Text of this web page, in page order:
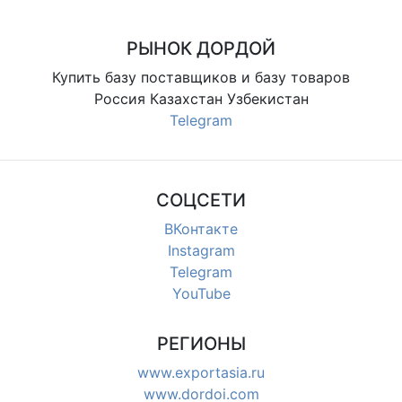
Мурас-Спорт
12 проход
12 проход
ЛЭП (кишка малая)
РЫНОК ДОРДОЙ
Купить базу поставщиков и базу товаров
Россия Казахстан Узбекистан
Telegram
СОЦСЕТИ
ВКонтакте
Instagram
Telegram
YouTube
РЕГИОНЫ
www.exportasia.ru
www.dordoi.com